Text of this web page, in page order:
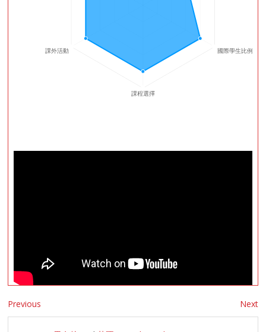
Previous Next